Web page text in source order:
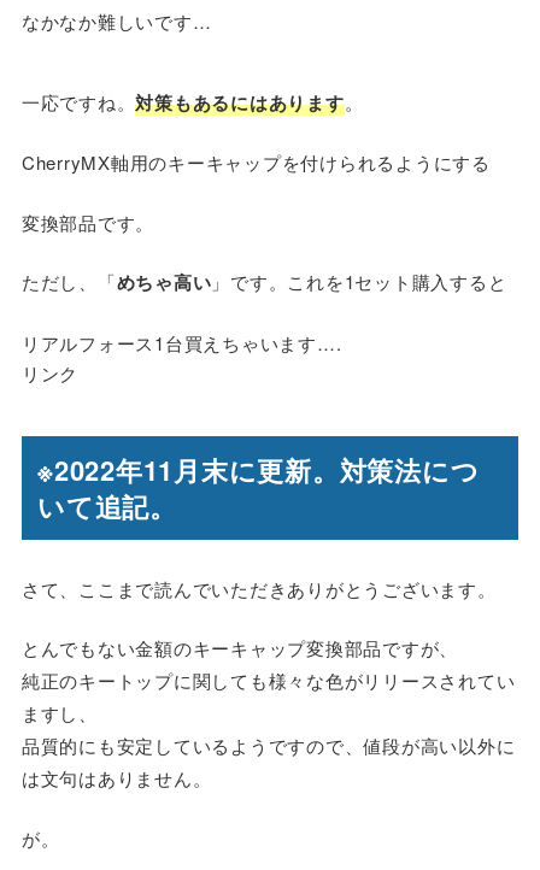
なかなか難しいです…
一応ですね。対策もあるにはあります。
CherryMX軸用のキーキャップを付けられるようにする
変換部品です。
ただし、「めちゃ高い 」です。これを1セット購入すると
リアルフォース1台買えちゃいます….
リンク
※2022年11月末に更新。対策法につ
いて追記。
さて、ここまで読んでいただきありがとうございます。
とんでもない金額のキーキャップ変換部品ですが、
純正のキートップに関しても様々な色がリリースされてい
ますし、
品質的にも安定しているようですので、値段が高い以外に
は文句はありません。
が。